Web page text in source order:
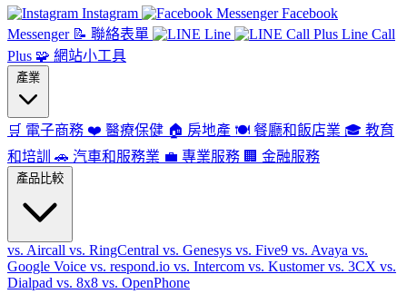
Instagram
Facebook
Messenger 📝 聯絡表單 Line
Line Call
Plus 🧩 網站小工具
產業
🛒 電子商務 ❤️ 醫療保健 🏠 房地產 🍽️ 餐廳和飯店業 🎓 教育
和培訓
🚗 汽車和服務業 💼 專業服務 🏢 金融服務
產品比較
vs. Aircall vs. RingCentral vs. Genesys vs. Five9 vs. Avaya vs.
Google Voice vs. respond.io vs. Intercom vs. Kustomervs. 3CX vs.
Dialpad vs. 8x8 vs. OpenPhone